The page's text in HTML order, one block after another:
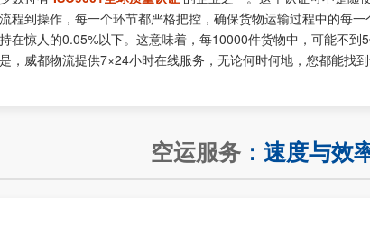
程到操作，每一个环节都严格把控，确保货物运输过程中的每
在惊人的0.05%以下。这意味着，每10000件货物中，可能不
，威都物流提供7×24小时在线服务，无论何时何地，您都能找
空运服务：速度与效